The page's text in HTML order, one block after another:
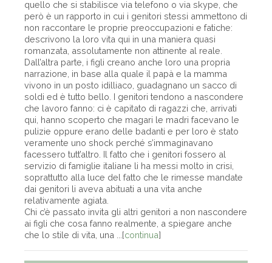
quello che si stabilisce via telefono o via skype, che
però è un rapporto in cui i genitori stessi ammettono di
non raccontare le proprie preoccupazioni e fatiche:
descrivono la loro vita qui in una maniera quasi
romanzata, assolutamente non attinente al reale.
Dall’altra parte, i figli creano anche loro una propria
narrazione, in base alla quale il papà e la mamma
vivono in un posto idilliaco, guadagnano un sacco di
soldi ed è tutto bello. I genitori tendono a nascondere
che lavoro fanno: ci è capitato di ragazzi che, arrivati
qui, hanno scoperto che magari le madri facevano le
pulizie oppure erano delle badanti e per loro è stato
veramente uno shock perché s’immaginavano
facessero tutt’altro. Il fatto che i genitori fossero al
servizio di famiglie italiane li ha messi molto in crisi,
soprattutto alla luce del fatto che le rimesse mandate
dai genitori li aveva abituati a una vita anche
relativamente agiata.
Chi c’è passato invita gli altri genitori a non nascondere
ai figli che cosa fanno realmente, a spiegare anche
che lo stile di vita, una ...[continua]